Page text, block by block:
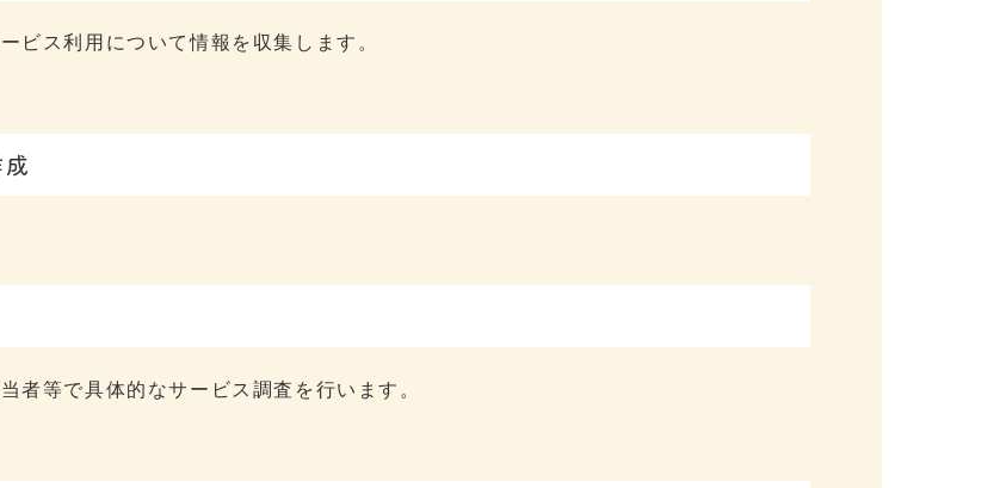
ビス利用について情報を収集します。
者等で具体的なサービス調査を行います。